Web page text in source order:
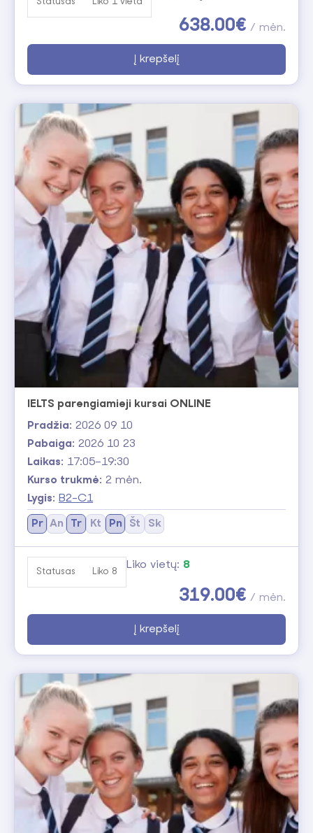
Pradėkite ruoštis egzaminui grupėje arba
individualiai, o pirmoji paskaita yra NEMOKAMA!
laikiusių IELTS egzaminą, rezultatų vidurkis – 7,1
balo!
IELTS balų konvertavimas į valstybinio anglų kalbos
egzamino rezultatus:
Tarptautinio užsienio
kalbos egzamino
įvertinimas
Kalbos mokėjimo lygis
Bendruosius Europos
metmenis
6.0 B2+
6.5 B2+
B2+
7.5–9.0
Statusas Liko 1 vieta
638.00€ / mėn.
Į krepšelį
IELTS parengiamieji kursai ONLINE
Pradžia: 2026 09 10
Pabaiga: 2026 10 23
Laikas: 17:05–19:30
Kurso trukmė: 2 mėn.
Lygis: B2-C1
Pr An Tr Kt Pn Št Sk
Statusas Liko 8
319.00€ / mėn.
Liko vietų: 8
Į krepšelį